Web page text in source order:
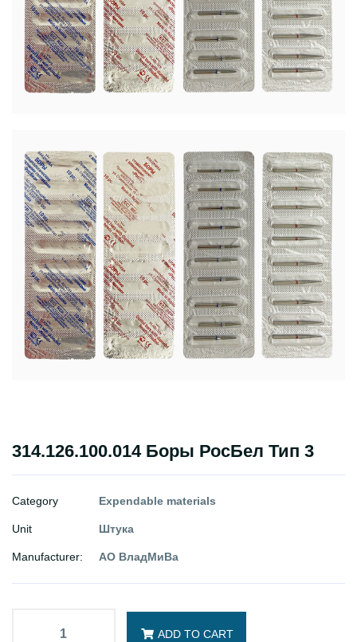
314.126.100.014 Боры РосБел Тип 3
Category Expendable materials
Unit Штука
Manufacturer: АО ВладМиВа
ADD TO CART